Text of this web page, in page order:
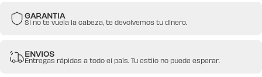
GARANTIA
Si no te vuela la cabeza, te devolvemos tu dinero.
ENVIOS
Entregas rápidas a todo el país. Tu estilo no puede esperar.